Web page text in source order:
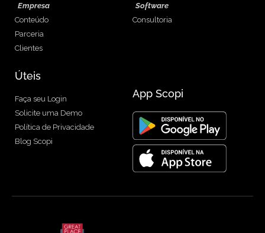
Empresa
Conteúdo
Parceria
Clientes
Software
Consultoria
Úteis
Faça seu Login
Solicite uma Demo
Política de Privacidade
Blog Scopi
App Scopi